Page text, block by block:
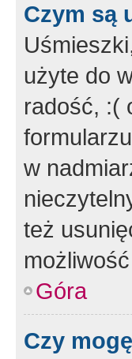
Czym są
użyte do
radość, :(
w
też
Góra
Czy